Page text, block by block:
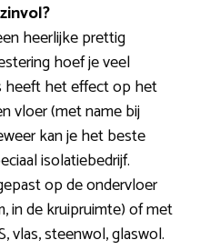
heerlijke prettig
hoef je veel
heeft het effect op het
vloer (met name bij
kan je het beste
isolatiebedrijf.
op de ondervloer
in de kruipruimte) of met
vlas, steenwol, glaswol.